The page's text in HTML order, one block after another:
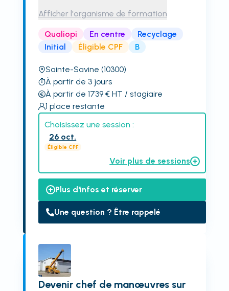
Afficher l'organisme de formation
Qualiopi En centre
Recyclage
Initial
Éligible CPF B
Sainte-Savine (10300)
À partir de 3 jours
À partir de 1739€ HT / stagiaire
1 place restante
Choisissez une session :
26 oct.
Éligible CPF
Voir plus de sessions
Plus d'infos et réserver
Une question ? Être rappelé
Devenir chef de manœuvres sur